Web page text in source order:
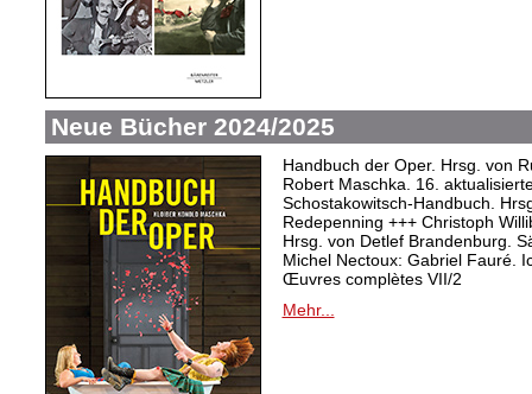
Neue Bücher 2024/2025
Handbuch der Oper. Hrsg. von
Robert Maschka. 16.
Schostakowitsch-Handbuch.
Redepenning +++ Christoph
Hrsg. von Detlef Brandenburg.
Michel Nectoux: Gabriel Fauré.
Œuvres complètes VII/2
Mehr...